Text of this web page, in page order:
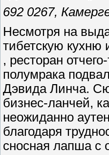
692 0267,
Несмотря на
тибетскую кухню
, ресторан
полумрака
Дэвида Линча.
бизнес-ланчей,
неожиданно
благодаря
сносная лапша с